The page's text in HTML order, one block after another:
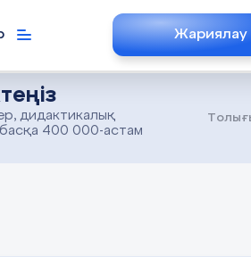
Жариялау
дидактикалық
400 000-астам